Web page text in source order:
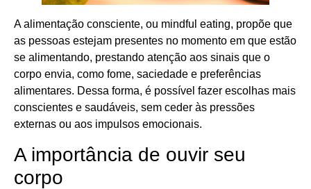
A alimentação consciente, ou mindful eating, propõe que
as pessoas estejam presentes no momento em que estão
se alimentando, prestando atenção aos sinais que o
corpo envia, como fome, saciedade e preferências
alimentares. Dessa forma, é possível fazer escolhas mais
conscientes e saudáveis, sem ceder às pressões
externas ou aos impulsos emocionais.
A importância de ouvir seu
corpo